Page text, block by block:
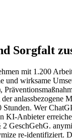
Sorgfalt
mit 1.200
und wirksame
anlassbezogene
Wer
KI-Anbieter
2 GeschGehG.
re-identifiziert.